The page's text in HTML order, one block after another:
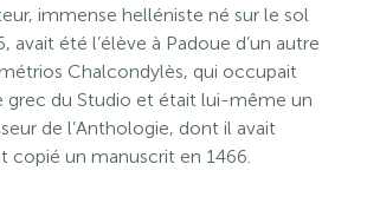
immense helléniste né sur le sol
avait été l’élève à Padoue d’un autre
Chalcondylès, qui occupait
grec du Studio et était lui-même un
de l’Anthologie, dont il avait
copié un manuscrit en 1466.